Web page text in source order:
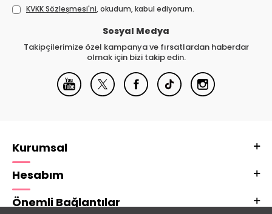
KVKK Sözleşmesi'ni, okudum, kabul ediyorum.
Sosyal Medya
Takipçilerimize özel kampanya ve fırsatlardan haberdar
olmak için bizi takip edin.
Kurumsal
Hesabım
Önemli Bağlantılar